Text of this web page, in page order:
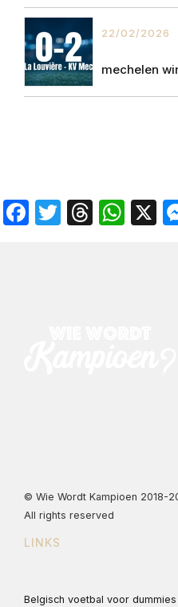
22/02/2026
mechelen
Facebook
Twitter X
© Wie Wordt Kampioen 2018-
All rights reserved
LINKS
Belgisch voetbal voor dummies